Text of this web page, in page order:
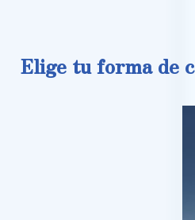
Elige tu forma de